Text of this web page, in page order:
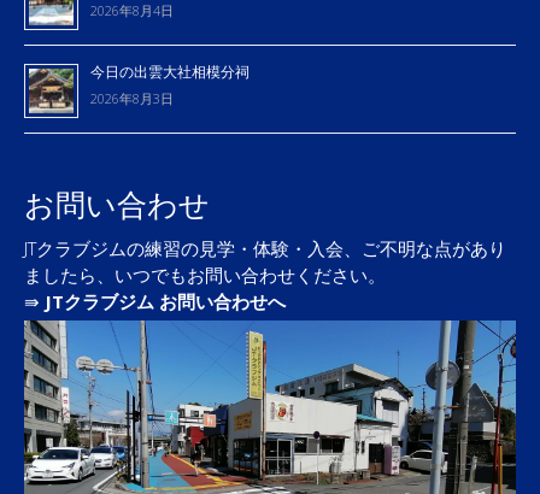
2026年8月4日
今日の出雲大社相模分祠
2026年8月3日
お問い合わせ
JTクラブジムの練習の見学・体験・入会、ご不明な点があり
ましたら、いつでもお問い合わせください。
⇛ JTクラブジム お問い合わせへ